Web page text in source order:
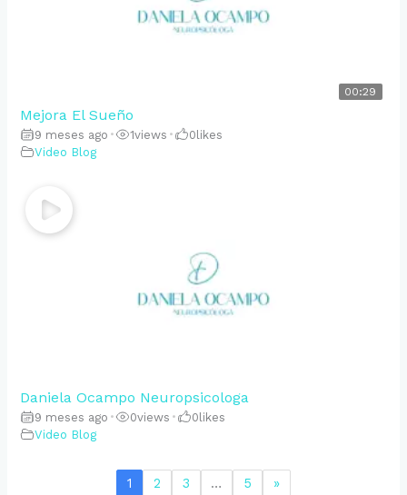
00:29
Mejora El Sueño
9 meses ago • 1views • 0 likes
Video Blog
Daniela Ocampo Neuropsicologa
9 meses ago • 0views • 0likes
Video Blog
1 2 3 … 5 »